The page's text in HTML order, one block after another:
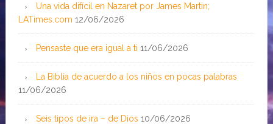
Una vida difícil en Nazaret por James Martin;
LATimes.com 12/06/2026
Pensaste que era igual a ti 11/06/2026
La Biblia de acuerdo a los niños en pocas palabras
11/06/2026
Seis tipos de ira – de Dios 10/06/2026